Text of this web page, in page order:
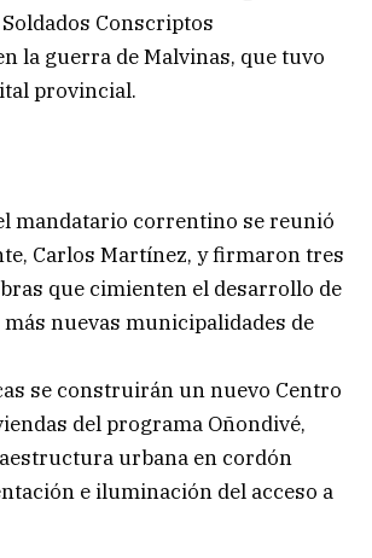
Conscriptos
la guerra de Malvinas, que tuvo
provincial.
mandatario correntino se reunió
Carlos Martínez, y firmaron tres
que cimienten el desarrollo de
más nuevas municipalidades de
se construirán un nuevo Centro
del programa Oñondivé,
urbana en cordón
e iluminación del acceso a